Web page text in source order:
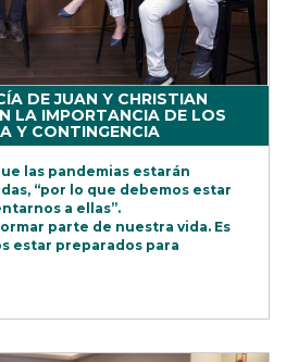
DE JUAN Y CHRISTIAN
LA IMPORTANCIA DE LOS
Y CONTINGENCIA
las pandemias estarán
“por lo que debemos estar
a ellas”.
parte de nuestra vida. Es
estar preparados para